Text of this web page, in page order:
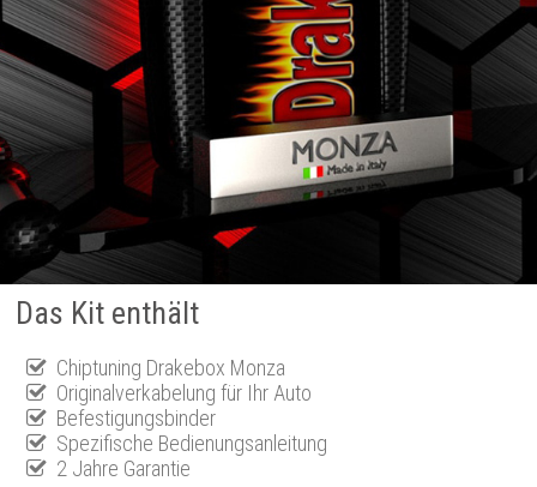
Das Kit enthält
Chiptuning Drakebox Monza
Originalverkabelung für Ihr Auto
Befestigungsbinder
Spezifische Bedienungsanleitung
2 Jahre Garantie